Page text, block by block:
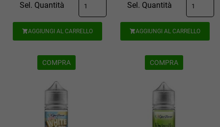
Sel. Quantità
AGGIUNGI AL CARRELLO
COMPRA
Sel. Quantità
AGGIUNGI AL CARRELLO
COMPRA